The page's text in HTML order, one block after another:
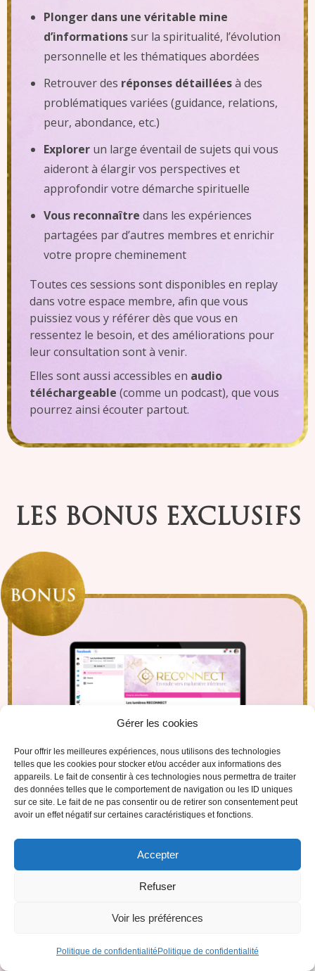
Gérer les cookies
Pour offrir les meilleures expériences, nous utilisons des technologies
telles que les cookies pour stocker et/ou accéder aux informations des
appareils. Le fait de consentir à ces technologies nous permettra de traiter
des données telles que le comportement de navigation ou les ID uniques
sur ce site. Le fait de ne pas consentir ou de retirer son consentement peut
avoir un effet négatif sur certaines caractéristiques et fonctions.
Accepter
Refuser
Voir les préférences
Politique de confidentialité Politique de confidentialité
Plonger dans une véritable mine
d’informationssur la spiritualité, l’évolution
personnelle et les thématiques abordées
Retrouver des réponses détailléesà des
problématiques variées (guidance, relations,
peur, abondance, etc.)
Explorer un large éventail de sujets qui vous
aideront à élargir vos perspectives et
approfondir votre démarche spirituelle
Vous reconnaître dans les expériences
partagées par d’autres membres et enrichir
votre propre cheminement
Toutes ces sessions sont disponibles en replay
dans votre espace membre, afin que vous
puissiez vous y référer dès que vous en
ressentez le besoin, et des améliorations pour
leur consultation sont à venir.
Elles sont aussi accessibles en audio
téléchargeable (comme un podcast), que vous
pourrez ainsi écouter partout.
LES BONUS EXCLUSIFS
BONUS 1
LE FORUM DE LA
COMMUNAUTÉ
Vous aurez accès au forum privé de
RECONNECT, hors de tout réseau social, pour
pouvoiréchanger avec les autres membres